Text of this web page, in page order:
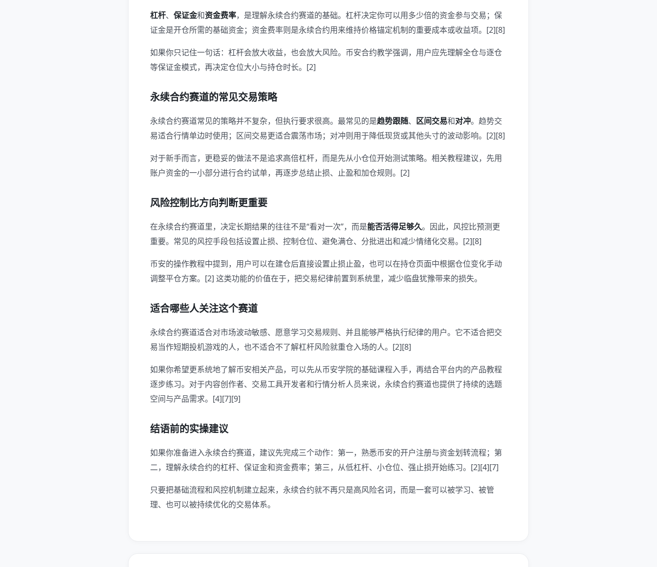
杠杆、 保证金和资金费率，是理解永续合约赛道的基础。杠杆决定你可以用多少倍的资金参与交易；保
证金是开仓所需的基础资金；资金费率则是永续合约用来维持价格锚定机制的重要成本或收益项。[2][8]
如果你只记住一句话：杠杆会放大收益，也会放大风险。币安合约教学强调，用户应先理解全仓与逐仓
等保证金模式，再决定仓位大小与持仓时长。[2]
永续合约赛道的常见交易策略
永续合约赛道常见的策略并不复杂，但执行要求很高。最常见的是趋势跟随、 区间交易和对冲。趋势交
易适合行情单边时使用；区间交易更适合震荡市场；对冲则用于降低现货或其他头寸的波动影响。[2][8]
对于新手而言，更稳妥的做法不是追求高倍杠杆，而是先从小仓位开始测试策略。相关教程建议，先用
账户资金的一小部分进行合约试单，再逐步总结止损、止盈和加仓规则。[2]
风险控制比方向判断更重要
在永续合约赛道里，决定长期结果的往往不是“看对一次”，而是能否活得足够久。因此，风控比预测更
重要。常见的风控手段包括设置止损、控制仓位、避免满仓、分批进出和减少情绪化交易。[2][8]
币安的操作教程中提到，用户可以在建仓后直接设置止损止盈，也可以在持仓页面中根据仓位变化手动
调整平仓方案。[2] 这类功能的价值在于，把交易纪律前置到系统里，减少临盘犹豫带来的损失。
适合哪些人关注这个赛道
永续合约赛道适合对市场波动敏感、愿意学习交易规则、并且能够严格执行纪律的用户。它不适合把交
易当作短期投机游戏的人，也不适合不了解杠杆风险就重仓入场的人。[2][8]
如果你希望更系统地了解币安相关产品，可以先从币安学院的基础课程入手，再结合平台内的产品教程
逐步练习。对于内容创作者、交易工具开发者和行情分析人员来说，永续合约赛道也提供了持续的选题
空间与产品需求。[4][7][9]
结语前的实操建议
如果你准备进入永续合约赛道，建议先完成三个动作：第一，熟悉币安的开户注册与资金划转流程；第
二，理解永续合约的杠杆、保证金和资金费率；第三，从低杠杆、小仓位、强止损开始练习。[2][4][7]
只要把基础流程和风控机制建立起来，永续合约就不再只是高风险名词，而是一套可以被学习、被管
理、也可以被持续优化的交易体系。